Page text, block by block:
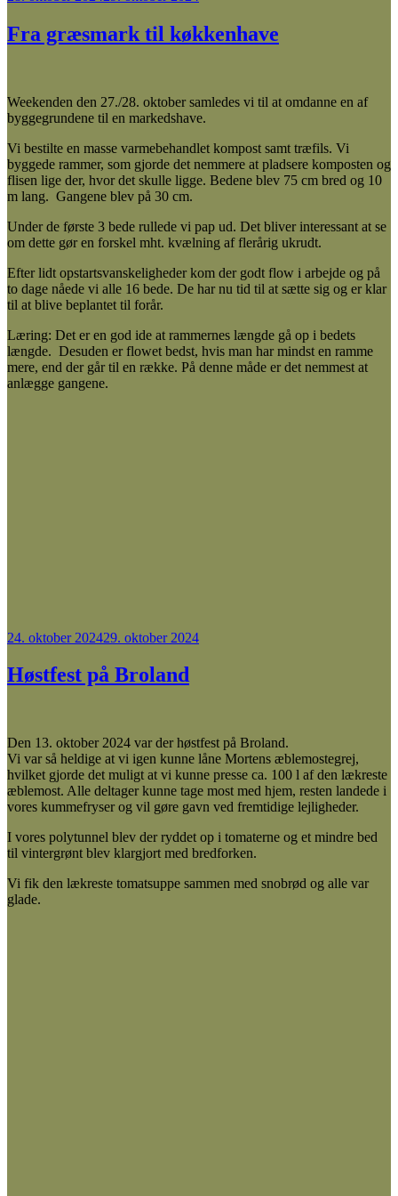
Fra græsmark til køkkenhave
Weekenden den 27./28. oktober samledes vi til at omdanne en af
byggegrundene til en markedshave.
Vi bestilte en masse varmebehandlet kompost samt træfils. Vi
byggede rammer, som gjorde det nemmere at pladsere komposten og
flisen lige der, hvor det skulle ligge. Bedene blev 75 cm bred og 10
m lang. Gangene blev på 30 cm.
Under de første 3 bede rullede vi pap ud. Det bliver interessant at se
om dette gør en forskel mht. kvælning af flerårig ukrudt.
Efter lidt opstartsvanskeligheder kom der godt flow i arbejde og på
to dage nåede vi alle 16 bede. De har nu tid til at sætte sig og er klar
til at blive beplantet til forår.
Læring: Det er en god ide at rammernes længde gå op i bedets
længde. Desuden er flowet bedst, hvis man har mindst en ramme
mere, end der går til en række. På denne måde er det nemmest at
anlægge gangene.
Udgivet
24. oktober 202429. oktober 2024
Høstfest på Broland
Den 13. oktober 2024 var der høstfest på Broland.
Vi var så heldige at vi igen kunne låne Mortens æblemostegrej,
hvilket gjorde det muligt at vi kunne presse ca. 100 l af den lækreste
æblemost. Alle deltager kunne tage most med hjem, resten landede i
vores kummefryser og vil gøre gavn ved fremtidige lejligheder.
I vores polytunnel blev der ryddet op i tomaterne og et mindre bed
til vintergrønt blev klargjort med bredforken.
Vi fik den lækreste tomatsuppe sammen med snobrød og alle var
glade.